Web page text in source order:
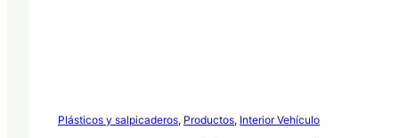
Plásticos y salpicaderos, Productos, Interior Vehículo